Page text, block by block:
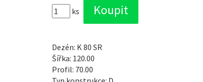
ks
Dezén: K 80 SR
Šířka: 120.00
Profil: 70.00